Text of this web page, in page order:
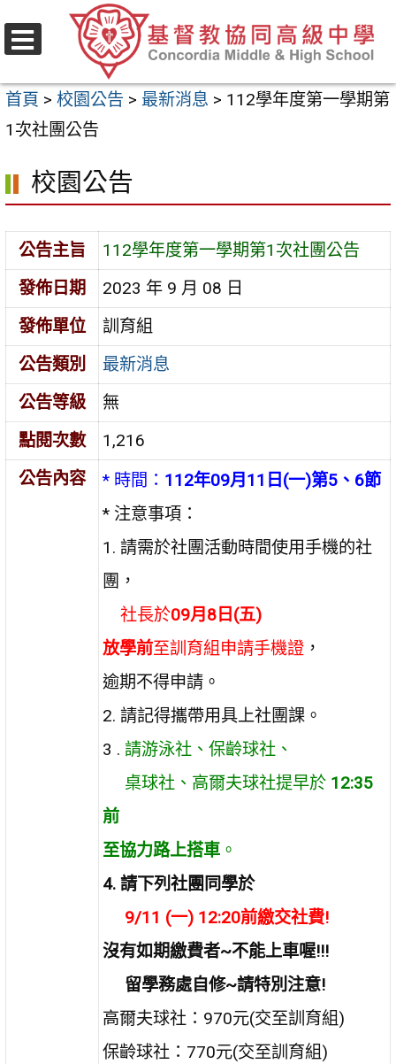
至
要
內
區
首頁 > 校園公告 > 最新消息 > 112學年度第一學期第
1次社團公告
校園公告
公告主旨
112學年度第一學期第1次社團公告
發佈日期
2023 年 9 月 08 日
發佈單位
訓育組
公告類別
最新消息
公告等級
無
點閱次數
1,216
公告內容
* 時間： 112年09月11日(一)第5、6節
* 注意事項：
1. 請需於社團活動時間使用手機的社
團，
社長於09月8日(五)
放學前至訓育組申請手機證 ，
逾期不得申請。
2. 請記得攜帶用具上社團課。
3 .請游泳社、保齡球社、
桌球社、高爾夫球社提早於 12:35
前
至協力路上搭車 。
4. 請下列社團同學於
9/11 (一) 12:20前繳交社費!
沒有如期繳費者~不能上車喔!!!
留學務處自修~請特別注意!
高爾夫球社：970元(交至訓育組)
保齡球社：770元(交至訓育組)
選
單